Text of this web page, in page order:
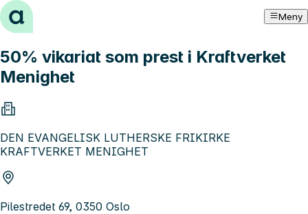
Hopp til innhold Meny
50% vikariat som prest i Kraftverket
Menighet
DEN EVANGELISK LUTHERSKE FRIKIRKE
KRAFTVERKET MENIGHET
Pilestredet 69, 0350 Oslo